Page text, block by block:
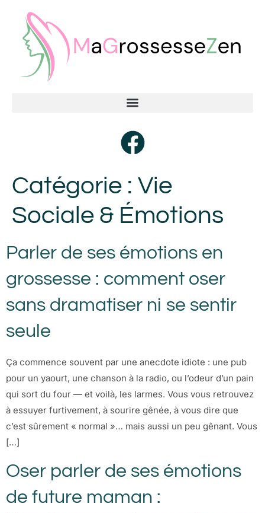
Catégorie : Vie
Sociale & Émotions
Parler de ses émotions en
grossesse : comment oser
sans dramatiser ni se sentir
seule
Ça commence souvent par une anecdote idiote : une pub
pour un yaourt, une chanson à la radio, ou l’odeur d’un pain
qui sort du four — et voilà, les larmes. Vous vous retrouvez
à essuyer furtivement, à sourire gênée, à vous dire que
c’est sûrement « normal »… mais aussi un peu gênant. Vous
[…]
Oser parler de ses émotions
de future maman :